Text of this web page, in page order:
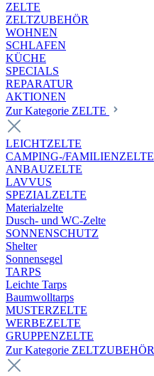
ZELTE
ZELTZUBEHÖR
WOHNEN
SCHLAFEN
KÜCHE
SPECIALS
REPARATUR
AKTIONEN
Zur Kategorie ZELTE
LEICHTZELTE
CAMPING-/FAMILIENZELTE
ANBAUZELTE
LAVVUS
SPEZIALZELTE
Materialzelte
Dusch- und WC-Zelte
SONNENSCHUTZ
Shelter
Sonnensegel
TARPS
Leichte Tarps
Baumwolltarps
MUSTERZELTE
WERBEZELTE
GRUPPENZELTE
Zur Kategorie ZELTZUBEHÖR